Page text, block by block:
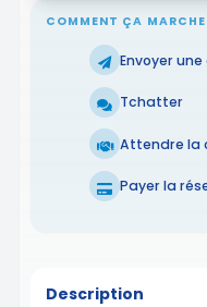
COMMENT ÇA MARCHE
Envoyer
Tchatter
Attendre la
Payer la
Description